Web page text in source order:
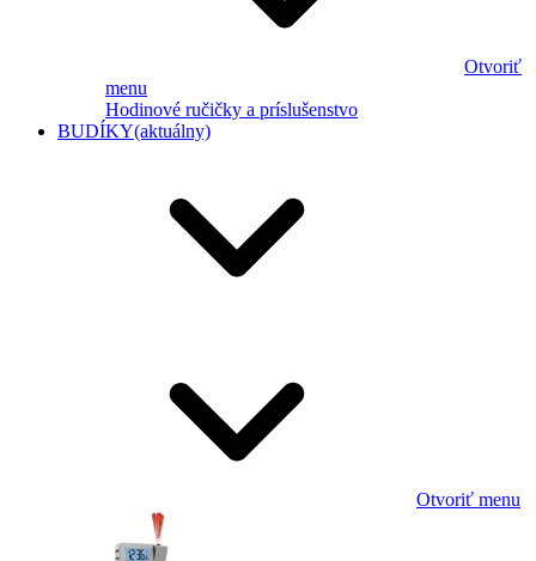
Otvoriť
menu
Hodinové ručičky a príslušenstvo
BUDÍKY(aktuálny)
Otvoriť menu